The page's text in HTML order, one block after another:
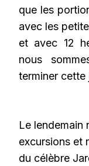
que les
avec les
et avec 12
nous
terminer cette
Le lendemain
excursions et
du célèbre